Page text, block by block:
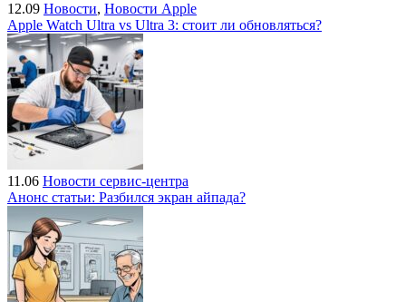
12.09 Новости, Новости Apple
Apple Watch Ultra vs Ultra 3: стоит ли обновляться?
11.06 Новости сервис-центра
Анонс статьи: Разбился экран айпада?